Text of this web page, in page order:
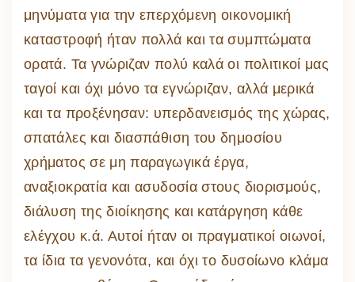
μηνύματα για την επερχόμενη οικονομική
καταστροφή ήταν πολλά και τα συμπτώματα
ορατά. Τα γνώριζαν πολύ καλά οι πολιτικοί μας
ταγοί και όχι μόνο τα εγνώριζαν, αλλά μερικά
και τα προξένησαν: υπερδανεισμός της χώρας,
σπατάλες και διασπάθιση του δημοσίου
χρήματος σε μη παραγωγικά έργα,
αναξιοκρατία και ασυδοσία στους διορισμούς,
διάλυση της διοίκησης και κατάργηση κάθε
ελέγχου κ.ά. Αυτοί ήταν οι πραγματικοί οιωνοί,
τα ίδια τα γενονότα, και όχι το δυσοίωνο κλάμα